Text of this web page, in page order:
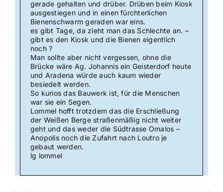
gerade gehalten und drüber. Drüben beim Kiosk
ausgestiegen und in einen fürchterlichen
Bienenschwarm geraden war eins.
es gibt Tage, da zieht man das Schlechte an. –
gibt es den Kiosk und die Bienen eigentlich
noch ?
Man sollte aber nicht vergessen, ohne die
Brücke wäre Ag. Johannis ein Geisterdorf heute
und Aradena würde auch kaum wieder
besiedelt werden.
So kurios das Bauwerk ist, für die Menschen
war sie ein Segen.
Lommel hofft trotzdem das die Erschließung
der Weißen Berge straßenmäßig nicht weiter
geht und das weder die Südtrasse Omalos –
Anopolis noch die Zufahrt nach Loutro je
gebaut werden.
lg lommel